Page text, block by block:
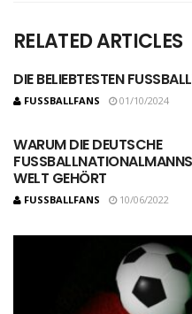
RELATED ARTICLES
DIE BELIEBTESTEN
FUSSBALLFANS 01/10/2024
WARUM DIE DEUTSCHE
ELT GEHÖRT
FUSSBALLFANS 10/06/2022